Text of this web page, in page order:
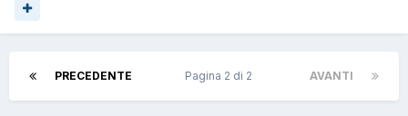
PRECEDENTE AVANTI
Pagina 2 di 2